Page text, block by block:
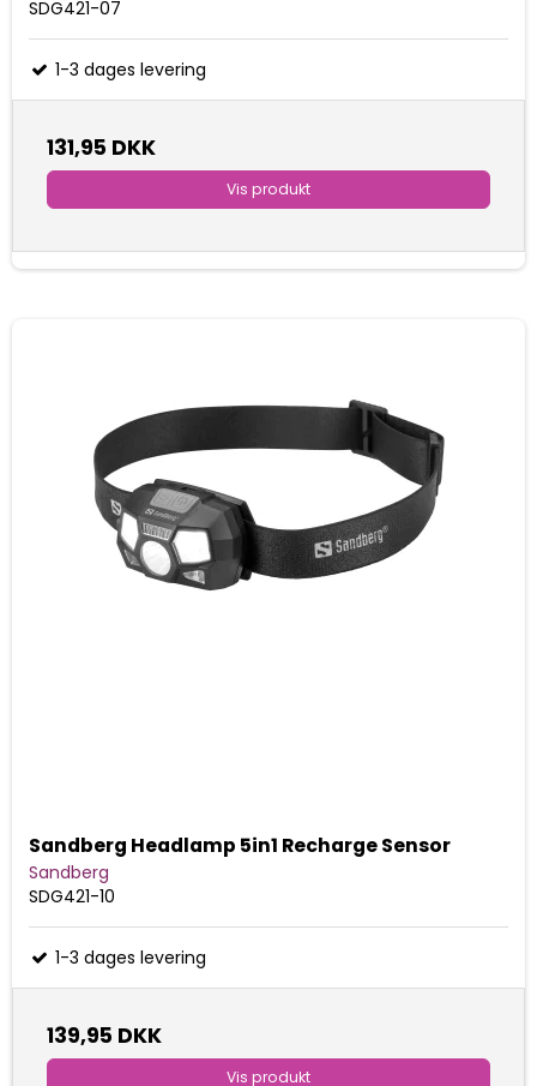
SDG421-07
1-3 dages levering
131,95 DKK
Vis produkt
Sandberg Headlamp 5in1 Recharge Sensor
Sandberg
SDG421-10
1-3 dages levering
139,95 DKK
Vis produkt